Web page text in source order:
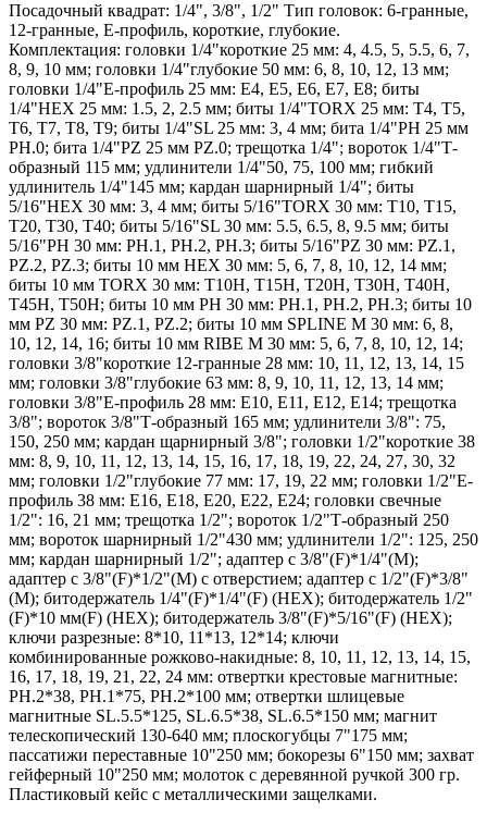
Посадочный квадрат: 1/4", 3/8", 1/2" Тип головок: 6-гранные,
12-гранные, Е-профиль, короткие, глубокие.
Комплектация: головки 1/4"короткие 25 мм: 4, 4.5, 5, 5.5, 6, 7,
8, 9, 10 мм; головки 1/4"глубокие 50 мм: 6, 8, 10, 12, 13 мм;
головки 1/4"Е-профиль 25 мм: Е4, Е5, Е6, Е7, Е8; биты
1/4"HEX 25 мм: 1.5, 2, 2.5 мм; биты 1/4"TORX 25 мм: T4, T5,
T6, T7, T8, Т9; биты 1/4"SL 25 мм: 3, 4 мм; бита 1/4"РН 25 мм
РН.0; бита 1/4"PZ 25 мм PZ.0; трещотка 1/4"; вороток 1/4"Т-
образный 115 мм; удлинители 1/4"50, 75, 100 мм; гибкий
удлинитель 1/4"145 мм; кардан шарнирный 1/4"; биты
5/16"HEX 30 мм: 3, 4 мм; биты 5/16"TORX 30 мм: Т10, Т15,
Т20, Т30, Т40; биты 5/16"SL 30 мм: 5.5, 6.5, 8, 9.5 мм; биты
5/16"PH 30 мм: PH.1, PH.2, PH.3; биты 5/16"PZ 30 мм: PZ.1,
PZ.2, PZ.3; биты 10 мм HEX 30 мм: 5, 6, 7, 8, 10, 12, 14 мм;
биты 10 мм TORX 30 мм: Т10Н, Т15Н, Т20Н, Т30Н, Т40Н,
Т45Н, Т50Н; биты 10 мм PH 30 мм: РН.1, РН.2, РН.3; биты 10
мм PZ 30 мм: PZ.1, PZ.2; биты 10 мм SPLINE M 30 мм: 6, 8,
10, 12, 14, 16; биты 10 мм RIBE M 30 мм: 5, 6, 7, 8, 10, 12, 14;
головки 3/8"короткие 12-гранные 28 мм: 10, 11, 12, 13, 14, 15
мм; головки 3/8"глубокие 63 мм: 8, 9, 10, 11, 12, 13, 14 мм;
головки 3/8"Е-профиль 28 мм: Е10, Е11, Е12, Е14; трещотка
3/8"; вороток 3/8"Т-образный 165 мм; удлинители 3/8": 75,
150, 250 мм; кардан щарнирный 3/8"; головки 1/2"короткие 38
мм: 8, 9, 10, 11, 12, 13, 14, 15, 16, 17, 18, 19, 22, 24, 27, 30, 32
мм; головки 1/2"глубокие 77 мм: 17, 19, 22 мм; головки 1/2"Е-
профиль 38 мм: Е16, Е18, Е20, Е22, Е24; головки свечные
1/2": 16, 21 мм; трещотка 1/2"; вороток 1/2"Т-образный 250
мм; вороток шарнирный 1/2"430 мм; удлинители 1/2": 125, 250
мм; кардан шарнирный 1/2"; адаптер с 3/8"(F)*1/4"(M);
адаптер с 3/8"(F)*1/2"(M) с отверстием; адаптер с 1/2"(F)*3/8"
(M); битодержатель 1/4"(F)*1/4"(F) (HEX); битодержатель 1/2"
(F)*10 мм(F) (HEX); битодержатель 3/8"(F)*5/16"(F) (HEX);
ключи разрезные: 8*10, 11*13, 12*14; ключи
комбинированные рожково-накидные: 8, 10, 11, 12, 13, 14, 15,
16, 17, 18, 19, 21, 22, 24 мм: отвертки крестовые магнитные:
PН.2*38, PH.1*75, PH.2*100 мм; отвертки шлицевые
магнитные SL.5.5*125, SL.6.5*38, SL.6.5*150 мм; магнит
телескопический 130-640 мм; плоскогубцы 7"175 мм;
пассатижи переставные 10"250 мм; бокорезы 6"150 мм; захват
гейферный 10"250 мм; молоток с деревянной ручкой 300 гр.
Пластиковый кейс с металлическими защелками.